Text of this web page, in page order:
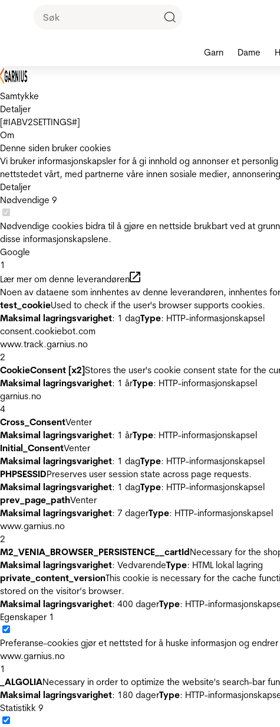
Samtykke
Detaljer
[#IABV2SETTINGS#]
Om
Denne siden bruker cookies
Vi bruker informasjonskapsler for å gi innhold og annonser et
nettstedet vårt, med partnerne våre innen sosiale medier,
Detaljer
Nødvendige 9
Nødvendige cookies bidra til å gjøre en nettside brukbart ved at
disse informasjonskapslene.
Google
1
Lær mer om denne leverandøren
Noen av dataene som innhentes av denne leverandøren, innhentes
test_cookieUsed to check if the user's browser supports cookies.
Maksimal lagringsvarighet: 1 dagType: HTTP-informasjonskapsel
consent.cookiebot.com
www.track.garnius.no
2
CookieConsent [x2]Stores the user's cookie consent state for the
Maksimal lagringsvarighet: 1 årType: HTTP-informasjonskapsel
garnius.no
4
Cross_ConsentVenter
Maksimal lagringsvarighet: 1 årType: HTTP-informasjonskapsel
Initial_ConsentVenter
Maksimal lagringsvarighet: 1 dagType: HTTP-informasjonskapsel
PHPSESSIDPreserves user session state across page requests.
Maksimal lagringsvarighet: 1 dagType: HTTP-informasjonskapsel
prev_page_pathVenter
Maksimal lagringsvarighet: 7 dagerType: HTTP-informasjonskapsel
www.garnius.no
2
M2_VENIA_BROWSER_PERSISTENCE__cartIdNecessary for the
Maksimal lagringsvarighet: VedvarendeType: HTML lokal lagring
private_content_versionThis cookie is necessary for the cache
stored on the visitor’s browser.
Maksimal lagringsvarighet: 400 dagerType: HTTP-
Egenskaper 1
Preferanse-cookies gjør et nettsted for å huske informasjon og
www.garnius.no
1
_ALGOLIANecessary in order to optimize the website's search-bar
Maksimal lagringsvarighet: 180 dagerType: HTTP-
Statistikk 9
Garn Dame